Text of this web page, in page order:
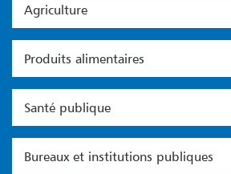
Agriculture
Produits alimentaires
Santé publique
Bureaux et institutions publiques